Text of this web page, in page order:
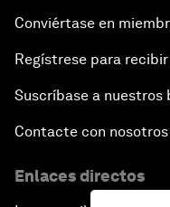
Conviértase en
Regístrese para
Suscríbase a nuestros
Contacte con nosotros
Enlaces directos